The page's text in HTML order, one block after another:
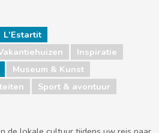
L'Estartit
Inspiratie
Museum & Kunst
Sport & avontuur